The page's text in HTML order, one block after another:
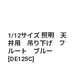
1/12サイズ 照明 天
井用 吊り下げ フ
ルート ブルー
[DE125C]